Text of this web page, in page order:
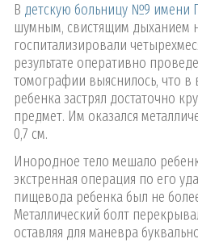
В детскую больницу №9 имени
шумным, свистящим дыханием
госпитализировали
результате оперативно
томографии выяснилось, что
ребенка застрял достаточно
предмет. Им оказался
0,7 см.
Инородное тело мешало
экстренная операция по его
пищевода ребенка был не
Металлический болт
оставляя для маневра